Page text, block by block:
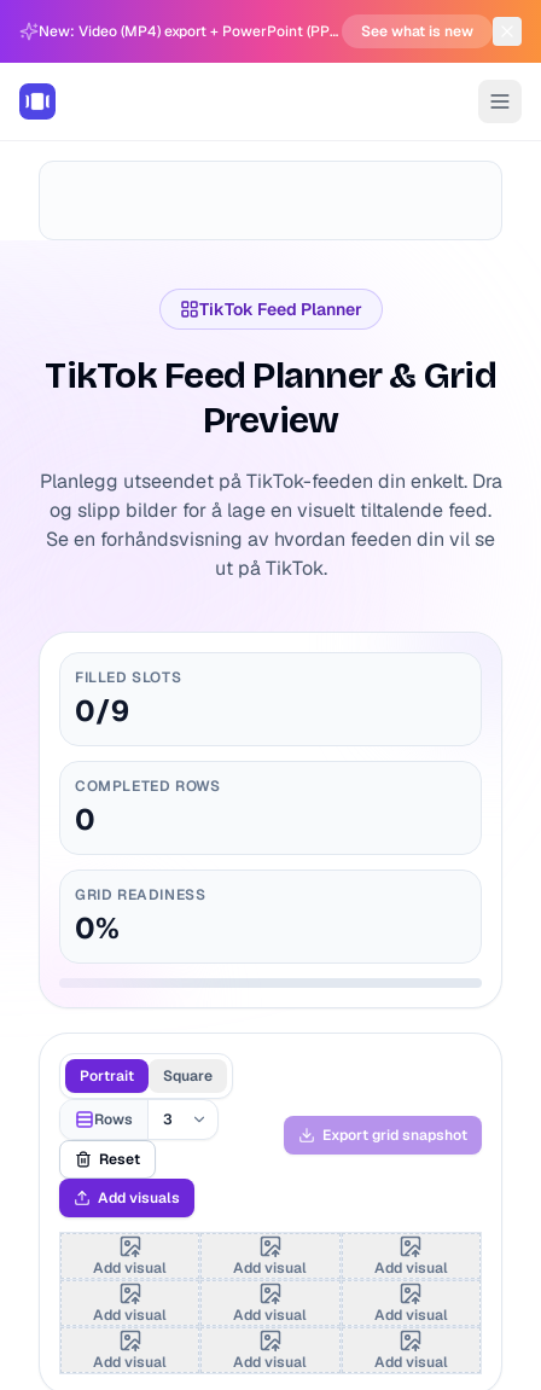
New: Video (MP4) export + PowerPoint (PPTX) support in Carousel Generator See what is new
TikTok Feed Planner
TikTok Feed Planner & Grid
Preview
Planlegg utseendet på TikTok-feeden din enkelt. Dra
og slipp bilder for å lage en visuelt tiltalende feed.
Se en forhåndsvisning av hvordan feeden din vil se
ut på TikTok.
FILLED SLOTS
0/9
COMPLETED ROWS
0
GRID READINESS
0%
Portrait Square
Rows
Reset
Add visuals
Export grid snapshot
Add visual Add visual Add visual
Add visual Add visual Add visual
Add visual Add visual Add visual